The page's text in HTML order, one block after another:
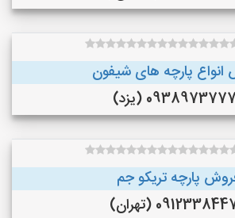
پارچه های شیفون
(یزد)
پارچه تریکو جم
(تهران)